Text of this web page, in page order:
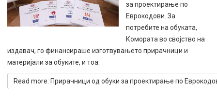
за проектирање по
Еврокодови. За
потребите на обуката,
Комората во својство на
издавач, го финансираше изготвувањето прирачници и
материјали за обуките, и тоа:
Read more: Прирачници од обуки за проектирање по